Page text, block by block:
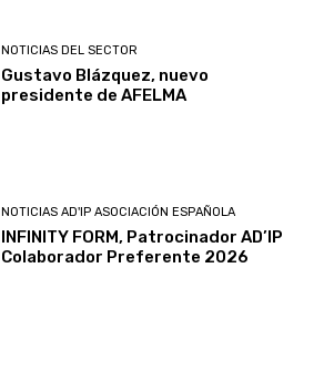
NOTICIAS DEL SECTOR
Gustavo Blázquez, nuevo
presidente de AFELMA
NOTICIAS AD'IP ASOCIACIÓN ESPAÑOLA
INFINITY FORM, Patrocinador AD’IP
Colaborador Preferente 2026